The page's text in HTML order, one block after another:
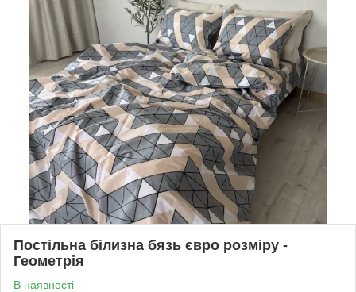
Постільна білизна бязь євро розміру -
Геометрія
В наявності